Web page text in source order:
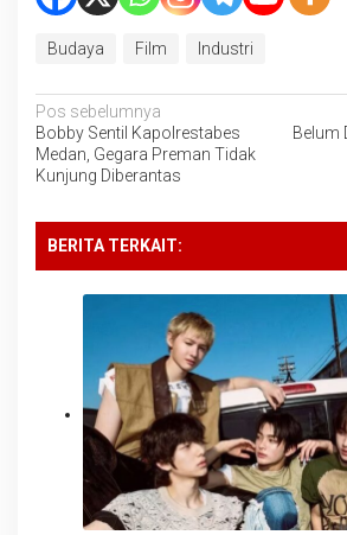
Budaya Film Industri
Navigasi
pos
Pos sebelumnya
Bobby Sentil Kapolrestabes
Medan, Gegara Preman Tidak
Kunjung Diberantas
Belum
BERITA TERKAIT: